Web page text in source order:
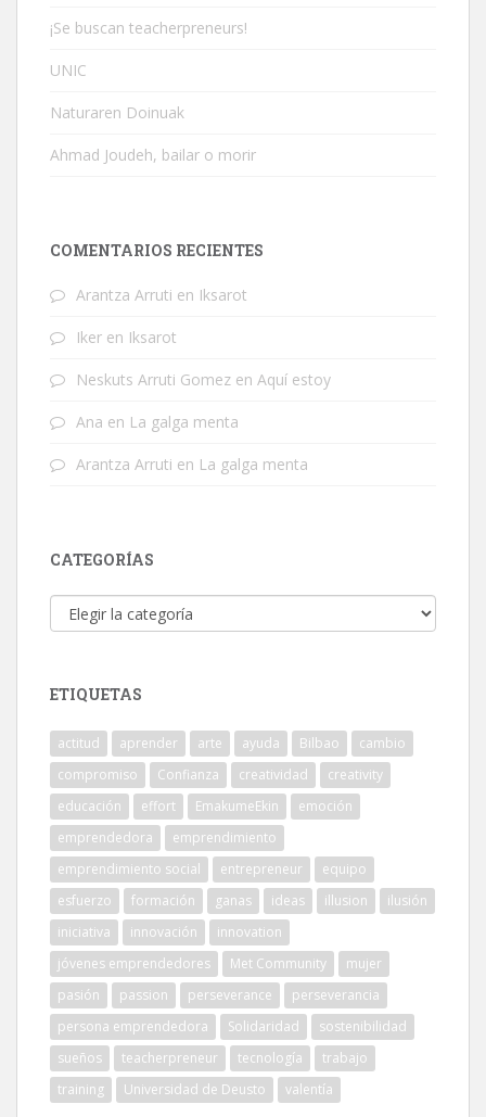
¡Se buscan teacherpreneurs!
UNIC
Naturaren Doinuak
Ahmad Joudeh, bailar o morir
COMENTARIOS RECIENTES
Arantza Arruti en Iksarot
Iker en Iksarot
Neskuts Arruti Gomez en Aquí estoy
Ana en La galga menta
Arantza Arruti en La galga menta
CATEGORÍAS
Categorías
ETIQUETAS
actitud aprender arte ayuda Bilbao
cambio
compromiso
Confianza creatividad
creativity
educación
effort EmakumeEkin
emoción
emprendedora
emprendimiento
emprendimiento social
entrepreneur
equipo
esfuerzo
formación ganas ideas illusion
ilusión
iniciativa
innovación
innovation
jóvenes emprendedores
Met Community
mujer
pasión
passion perseverance
perseverancia
persona emprendedora
Solidaridad
sostenibilidad
sueños
teacherpreneur tecnología
trabajo
training
Universidad de Deusto valentía